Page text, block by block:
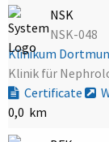
NSK
NSK-048
Klinikum
Klinik für
Certificate
0,0 km